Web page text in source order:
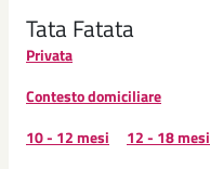
Tata Fatata
Privata
Contesto domiciliare
10 - 12 mesi
12 - 18 mesi